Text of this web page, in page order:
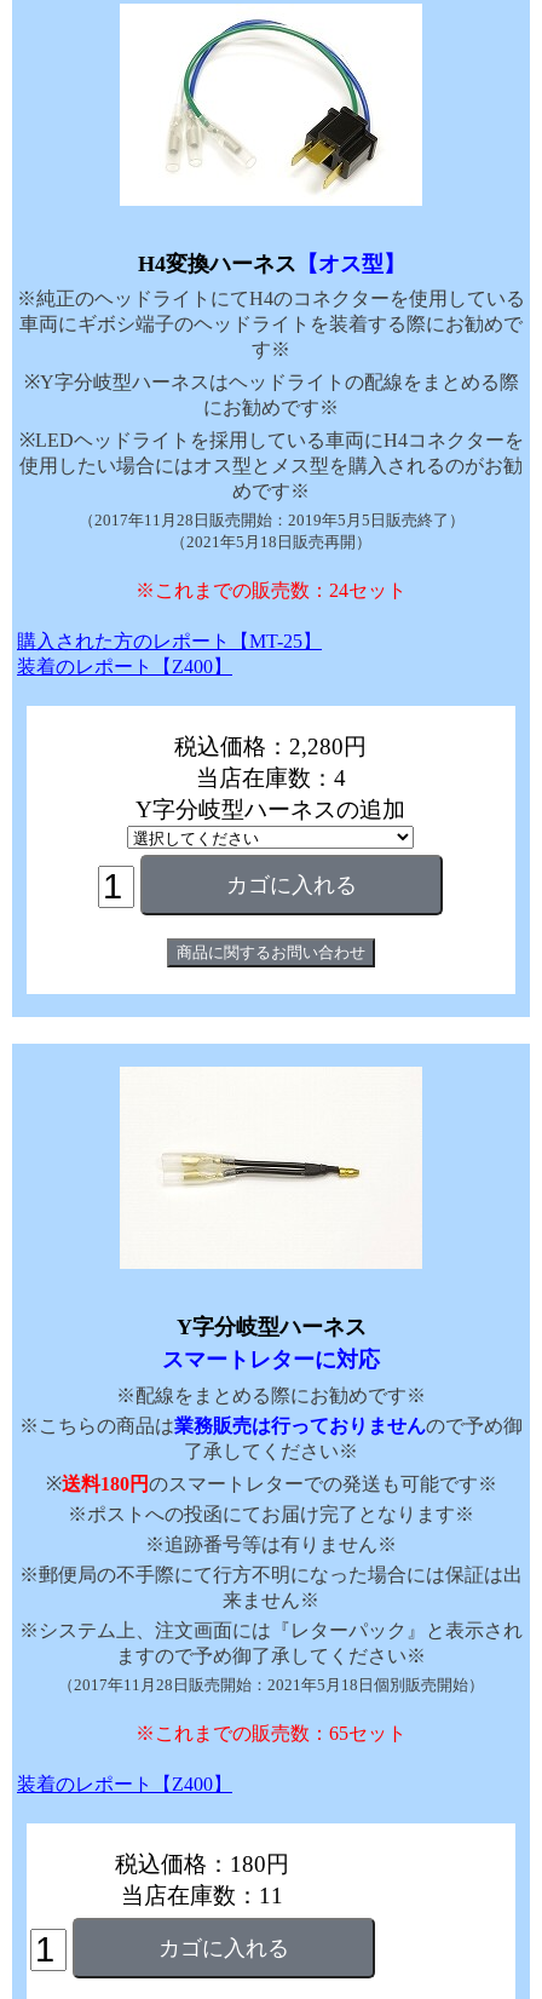
H4変換ハーネス 【オス型】
※純正のヘッドライトにてH4のコネクターを使用している
車両にギボシ端子のヘッドライトを装着する際にお勧めで
す※
※Y字分岐型ハーネスはヘッドライトの配線をまとめる際
にお勧めです※
※LEDヘッドライトを採用している車両にH4コネクターを
使用したい場合にはオス型とメス型を購入されるのがお勧
めです※
（2017年11月28日販売開始：2019年5月5日販売終了）
（2021年5月18日販売再開）
※これまでの販売数：24セット
購入された方のレポート【MT-25】
装着のレポート【Z400】
税込価格：2,280円
当店在庫数：4
Y字分岐型ハーネスの追加
Y字分岐型ハーネス
スマートレターに対応
※配線をまとめる際にお勧めです※
※こちらの商品は業務販売は行っておりませんので予め御
了承してください※
※送料180円のスマートレターでの発送も可能です※
※ポストへの投函にてお届け完了となります※
※追跡番号等は有りません※
※郵便局の不手際にて行方不明になった場合には保証は出
来ません※
※システム上、注文画面には『レターパック』と表示され
ますので予め御了承してください※
（2017年11月28日販売開始：2021年5月18日個別販売開始）
※これまでの販売数：65セット
装着のレポート【Z400】
税込価格：180円
当店在庫数：11